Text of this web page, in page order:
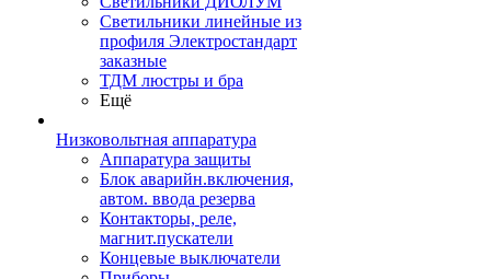
Светильники линейные из
профиля Электростандарт
заказные
ТДМ люстры и бра
Ещё
Низковольтная аппаратура
Аппаратура защиты
Блок аварийн.включения,
автом. ввода резерва
Контакторы, реле,
магнит.пускатели
Концевые выключатели